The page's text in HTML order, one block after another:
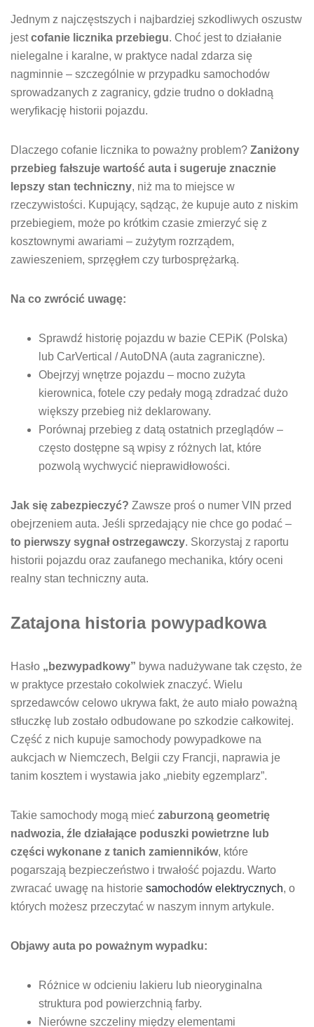
Jednym z najczęstszych i najbardziej szkodliwych oszustw
jestcofanie licznika przebiegu. Choć jest to działanie
nielegalne i karalne, w praktyce nadal zdarza się
nagminnie – szczególnie w przypadku samochodów
sprowadzanych z zagranicy, gdzie trudno o dokładną
weryfikację historii pojazdu.
Dlaczego cofanie licznika to poważny problem? Zaniżony
przebieg fałszuje wartość auta i sugeruje znacznie
lepszy stan techniczny, niż ma to miejsce w
rzeczywistości. Kupujący, sądząc, że kupuje auto z niskim
przebiegiem, może po krótkim czasie zmierzyć się z
kosztownymi awariami – zużytym rozrządem,
zawieszeniem, sprzęgłem czy turbosprężarką.
Na co zwrócić uwagę:
Sprawdź historię pojazdu w bazie CEPiK (Polska)
lub CarVertical / AutoDNA (auta zagraniczne).
Obejrzyj wnętrze pojazdu – mocno zużyta
kierownica, fotele czy pedały mogą zdradzać dużo
większy przebieg niż deklarowany.
Porównaj przebieg z datą ostatnich przeglądów –
często dostępne są wpisy z różnych lat, które
pozwolą wychwycić nieprawidłowości.
Jak się zabezpieczyć? Zawsze proś o numer VIN przed
obejrzeniem auta. Jeśli sprzedający nie chce go podać –
to pierwszy sygnał ostrzegawczy. Skorzystaj z raportu
historii pojazdu oraz zaufanego mechanika, który oceni
realny stan techniczny auta.
Zatajona historia powypadkowa
Hasło „bezwypadkowy” bywa nadużywane tak często, że
w praktyce przestało cokolwiek znaczyć. Wielu
sprzedawców celowo ukrywa fakt, że auto miało poważną
stłuczkę lub zostało odbudowane po szkodzie całkowitej.
Część z nich kupuje samochody powypadkowe na
aukcjach w Niemczech, Belgii czy Francji, naprawia je
tanim kosztem i wystawia jako „niebity egzemplarz”.
Takie samochody mogą mieć zaburzoną geometrię
nadwozia, źle działające poduszki powietrzne lub
części wykonane z tanich zamienników, które
pogarszają bezpieczeństwo i trwałość pojazdu. Warto
zwracać uwagę na historie samochodów elektrycznych, o
których możesz przeczytać w naszym innym artykule.
Objawy auta po poważnym wypadku:
Różnice w odcieniu lakieru lub nieoryginalna
struktura pod powierzchnią farby.
Nierówne szczeliny między elementami